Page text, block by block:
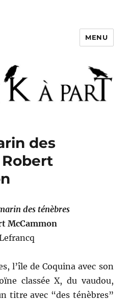
MENU
des
des ténèbres
McCammon
l’île de Coquina avec son
classée X, du vaudou,
titre avec “des ténèbres”